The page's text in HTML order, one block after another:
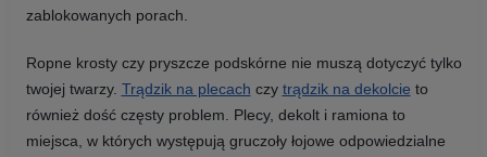
zablokowanych porach.
Ropne krosty czy pryszcze podskórne nie muszą dotyczyć tylko
twojej twarzy. Trądzik na plecach czy trądzik na dekolcie to
również dość częsty problem. Plecy, dekolt i ramiona to
miejsca, w których występują gruczoły łojowe odpowiedzialne